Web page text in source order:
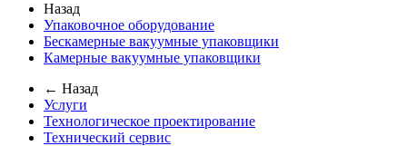
Назад
Упаковочное оборудование
Бескамерные вакуумные упаковщики
Камерные вакуумные упаковщики
← Назад
Услуги
Технологическое проектирование
Технический сервис